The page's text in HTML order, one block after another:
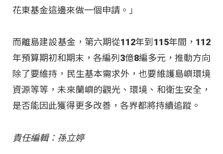
花東基金這邊來做一個申請。」
而離島建設基金，第六期從112年到115年間，112
年預算期初和期末，各編列3億8編多元，推動方向
除了要維持，民生基本需求外，也要維護島嶼環境
資源等等，未來蘭嶼的觀光、環境、和衛生安全，
是否能因此獲得更多改善，各界都將持續追蹤。
責任編輯：孫立婷